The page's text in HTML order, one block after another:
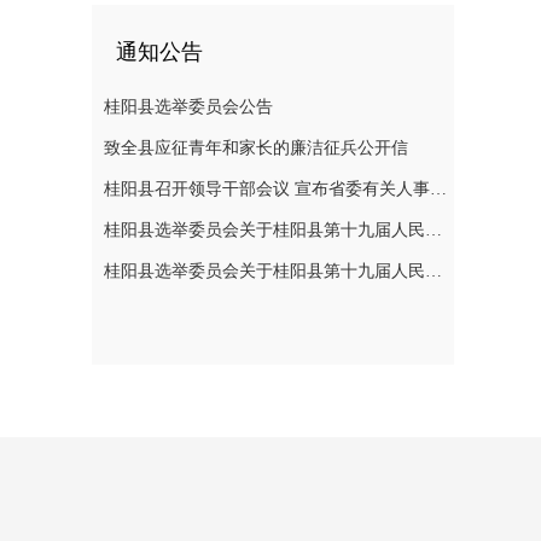
通知公告
桂阳县选举委员会公告
致全县应征青年和家长的廉洁征兵公开信
桂阳县召开领导干部会议 宣布省委有关人事安排决定
桂阳县选举委员会关于桂阳县第十九届人民代表大会代表选举日的公告
桂阳县选举委员会关于桂阳县第十九届人民代表大会代表选举日的公告